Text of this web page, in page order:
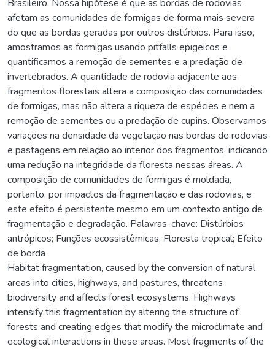
Brasileiro. Nossa hipótese é que as bordas de rodovias
afetam as comunidades de formigas de forma mais severa
do que as bordas geradas por outros distúrbios. Para isso,
amostramos as formigas usando pitfalls epigeicos e
quantificamos a remoção de sementes e a predação de
invertebrados. A quantidade de rodovia adjacente aos
fragmentos florestais altera a composição das comunidades
de formigas, mas não altera a riqueza de espécies e nem a
remoção de sementes ou a predação de cupins. Observamos
variações na densidade da vegetação nas bordas de rodovias
e pastagens em relação ao interior dos fragmentos, indicando
uma redução na integridade da floresta nessas áreas. A
composição de comunidades de formigas é moldada,
portanto, por impactos da fragmentação e das rodovias, e
este efeito é persistente mesmo em um contexto antigo de
fragmentação e degradação. Palavras-chave: Distúrbios
antrópicos; Funções ecossistêmicas; Floresta tropical; Efeito
de borda
Habitat fragmentation, caused by the conversion of natural
areas into cities, highways, and pastures, threatens
biodiversity and affects forest ecosystems. Highways
intensify this fragmentation by altering the structure of
forests and creating edges that modify the microclimate and
ecological interactions in these areas. Most fragments of the